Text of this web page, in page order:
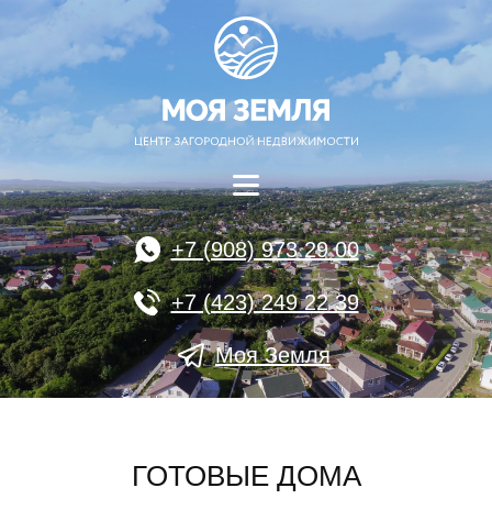
+7 (908) 973 29 00
+7 (423) 249 22 39
Моя Земля
ГОТОВЫЕ ДОМА